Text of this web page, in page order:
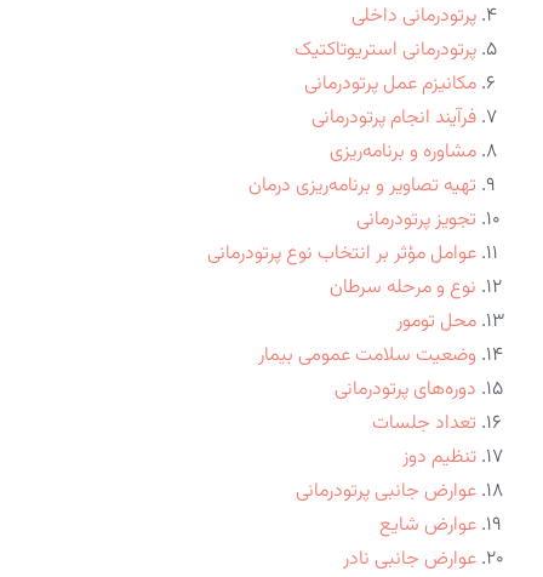
پرتودرمانی داخلی
پرتودرمانی استریوتاکتیک
مکانیزم عمل پرتودرمانی
فرآیند انجام پرتودرمانی
مشاوره و برنامه‌ریزی
تهیه تصاویر و برنامه‌ریزی درمان
تجویز پرتودرمانی
عوامل مؤثر بر انتخاب نوع پرتودرمانی
نوع و مرحله سرطان
محل تومور
وضعیت سلامت عمومی بیمار
دوره‌های پرتودرمانی
تعداد جلسات
تنظیم دوز
عوارض جانبی پرتودرمانی
عوارض شایع
عوارض جانبی نادر